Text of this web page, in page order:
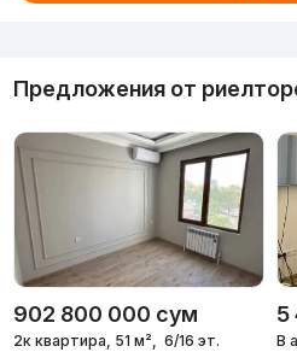
Предложения от
902 800 000 сум
2к квартира, 51 м², 6/16 эт.
5
В